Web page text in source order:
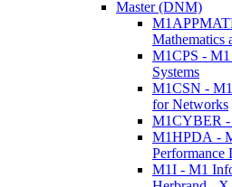
Master (DNM)
Mathematics
M1CPS - M1
Systems
M1CSN -
for Networks
M1CYBER -
M1HPDA -
Performance
M1I - M1